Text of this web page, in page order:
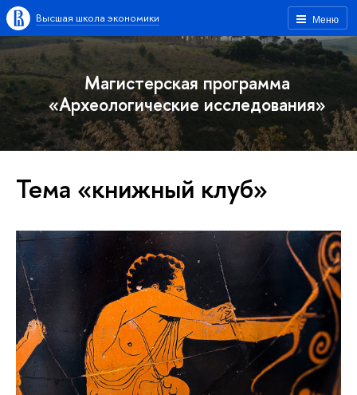
Меню
Высшая школа экономики
Магистерская программа
«Археологические исследования»
Тема «книжный клуб»